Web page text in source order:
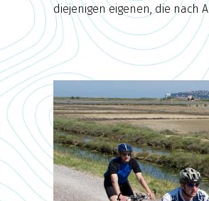
diejenigen eigenen, die nach